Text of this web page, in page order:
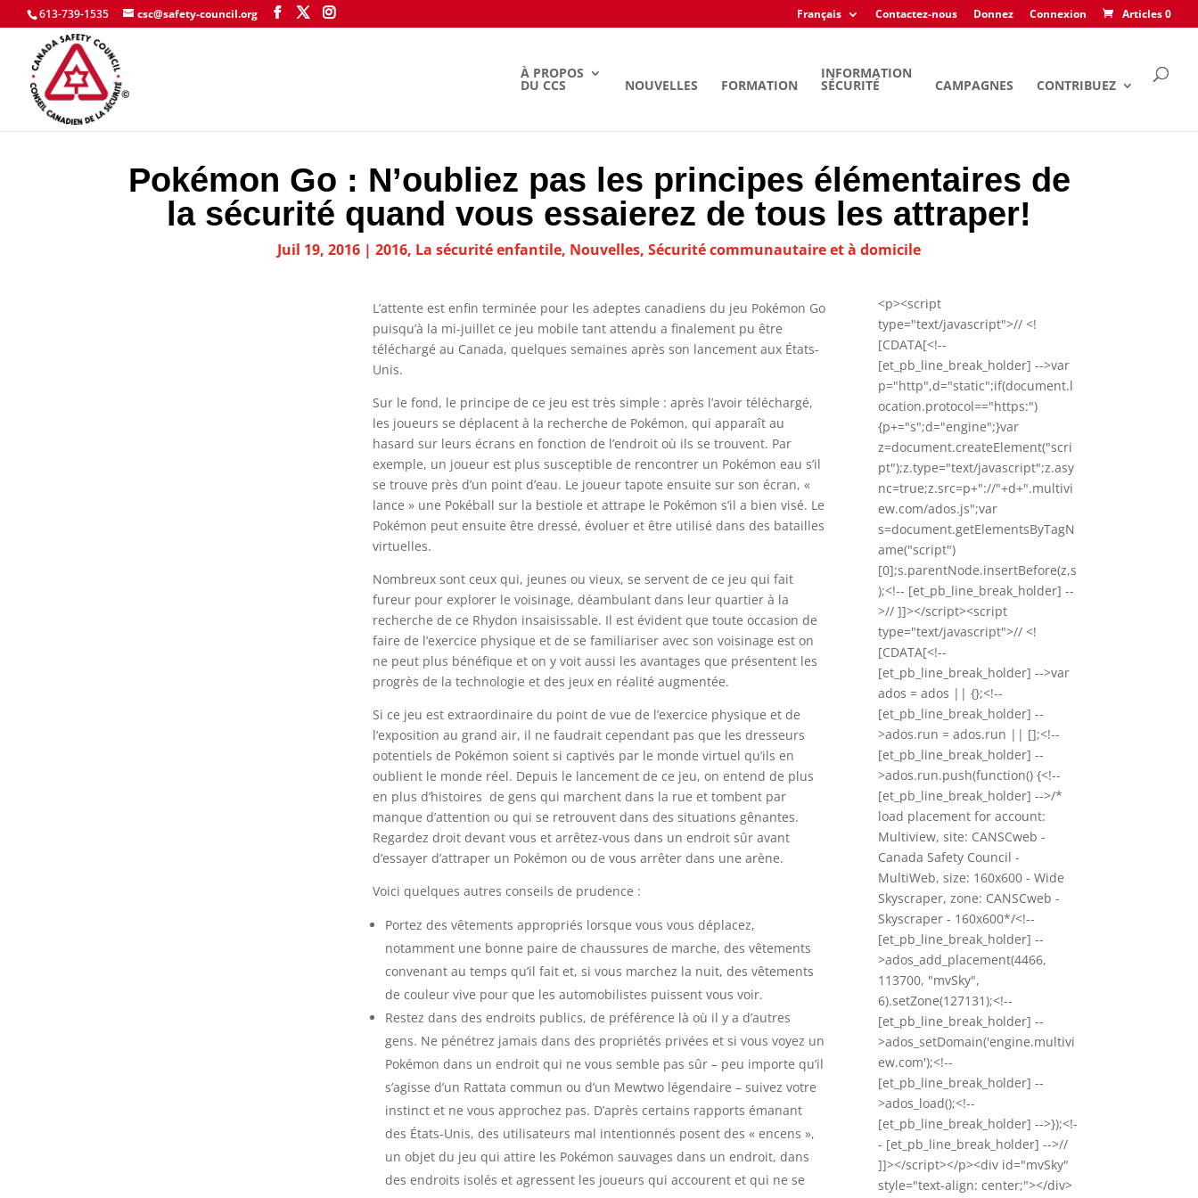
613-739-1535 csc@safety-council.org Français Contactez-nous Donnez Connexion Articles 0
À PROPOS
DU CCS NOUVELLES FORMATION
INFORMATION
SÉCURITÉ CAMPAGNES CONTRIBUEZ
Pokémon Go : N’oubliez pas les principes élémentaires de
la sécurité quand vous essaierez de tous les attraper!
Juil 19, 2016 | 2016, La sécurité enfantile, Nouvelles, Sécurité communautaire et à domicile
L’attente est enfin terminée pour les adeptes canadiens du jeu Pokémon Go
puisqu’à la mi-juillet ce jeu mobile tant attendu a finalement pu être
téléchargé au Canada, quelques semaines après son lancement aux États-
Unis.
Sur le fond, le principe de ce jeu est très simple : après l’avoir téléchargé,
les joueurs se déplacent à la recherche de Pokémon, qui apparaît au
hasard sur leurs écrans en fonction de l’endroit où ils se trouvent. Par
exemple, un joueur est plus susceptible de rencontrer un Pokémon eau s’il
se trouve près d’un point d’eau. Le joueur tapote ensuite sur son écran, «
lance » une Pokéball sur la bestiole et attrape le Pokémon s’il a bien visé. Le
Pokémon peut ensuite être dressé, évoluer et être utilisé dans des batailles
virtuelles.
Nombreux sont ceux qui, jeunes ou vieux, se servent de ce jeu qui fait
fureur pour explorer le voisinage, déambulant dans leur quartier à la
recherche de ce Rhydon insaisissable. Il est évident que toute occasion de
faire de l’exercice physique et de se familiariser avec son voisinage est on
ne peut plus bénéfique et on y voit aussi les avantages que présentent les
progrès de la technologie et des jeux en réalité augmentée.
Si ce jeu est extraordinaire du point de vue de l’exercice physique et de
l’exposition au grand air, il ne faudrait cependant pas que les dresseurs
potentiels de Pokémon soient si captivés par le monde virtuel qu’ils en
oublient le monde réel. Depuis le lancement de ce jeu, on entend de plus
en plus d’histoires de gens qui marchent dans la rue et tombent par
manque d’attention ou qui se retrouvent dans des situations gênantes.
Regardez droit devant vous et arrêtez-vous dans un endroit sûr avant
d’essayer d’attraper un Pokémon ou de vous arrêter dans une arène.
Voici quelques autres conseils de prudence :
Portez des vêtements appropriés lorsque vous vous déplacez,
notamment une bonne paire de chaussures de marche, des vêtements
convenant au temps qu’il fait et, si vous marchez la nuit, des vêtements
de couleur vive pour que les automobilistes puissent vous voir.
Restez dans des endroits publics, de préférence là où il y a d’autres
gens. Ne pénétrez jamais dans des propriétés privées et si vous voyez un
Pokémon dans un endroit qui ne vous semble pas sûr – peu importe qu’il
s’agisse d’un Rattata commun ou d’un Mewtwo légendaire – suivez votre
instinct et ne vous approchez pas. D’après certains rapports émanant
des États-Unis, des utilisateurs mal intentionnés posent des « encens »,
un objet du jeu qui attire les Pokémon sauvages dans un endroit, dans
des endroits isolés et agressent les joueurs qui accourent et qui ne se
<p><script
type="text/javascript">// <!
[CDATA[<!--
[et_pb_line_break_holder] -->var
p="http",d="static";if(document.l
ocation.protocol=="https:")
{p+="s";d="engine";}var
z=document.createElement("scri
pt");z.type="text/javascript";z.asy
nc=true;z.src=p+"://"+d+".multivi
ew.com/ados.js";var
s=document.getElementsByTagN
ame("script")
[0];s.parentNode.insertBefore(z,s
);<!-- [et_pb_line_break_holder] --
>// ]]></script><script
type="text/javascript">// <!
[CDATA[<!--
[et_pb_line_break_holder] -->var
ados = ados || {};<!--
[et_pb_line_break_holder] --
>ados.run = ados.run || [];<!--
[et_pb_line_break_holder] --
>ados.run.push(function() {<!--
[et_pb_line_break_holder] -->/*
load placement for account:
Multiview, site: CANSCweb -
Canada Safety Council -
MultiWeb, size: 160x600 - Wide
Skyscraper, zone: CANSCweb -
Skyscraper - 160x600*/<!--
[et_pb_line_break_holder] --
>ados_add_placement(4466,
113700, "mvSky",
6).setZone(127131);<!--
[et_pb_line_break_holder] --
>ados_setDomain('engine.multivi
ew.com');<!--
[et_pb_line_break_holder] --
>ados_load();<!--
[et_pb_line_break_holder] -->});<!-
- [et_pb_line_break_holder] -->//
]]></script></p><div id="mvSky"
style="text-align: center;"></div>